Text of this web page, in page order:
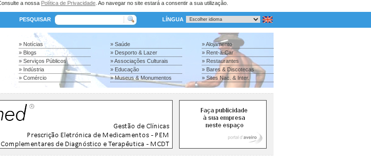
a nossa Política de Privacidade . Ao navegar no site estará a consentir a sua utilização.
PESQUISAR LÍNGUA
» Notícias
» Blogs
» Serviços Públicos
» Indústria
» Comércio
» Saúde
» Desporto & Lazer
» Associações Culturais
» Educação
» Museus & Monumentos
» Alojamento
» Rent-a-Car
» Restaurantes
» Bares & Discotecas
» Sites Nac. & Inter.